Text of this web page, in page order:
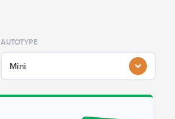
AUTOTYPE
Mini